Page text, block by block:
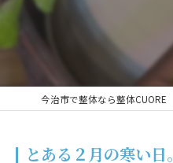
今治市で整体なら整体CUORE
とある２月の寒い日。